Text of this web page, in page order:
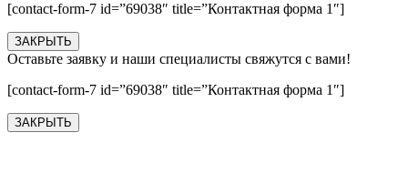
[contact-form-7 id=”69038″ title=”Контактная форма 1″]
ЗАКРЫТЬ
Оставьте заявку и наши специалисты свяжутся с вами!
[contact-form-7 id=”69038″ title=”Контактная форма 1″]
ЗАКРЫТЬ